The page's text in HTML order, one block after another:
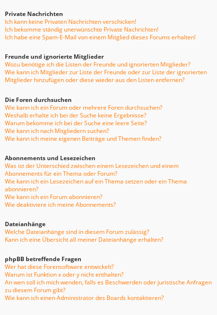
Private Nachrichten
Ich kann keine Privaten Nachrichten verschicken!
Ich bekomme ständig unerwünschte Private Nachrichten!
Ich habe eine Spam-E-Mail von einem Mitglied dieses Forums erhalten!
Freunde und ignorierte Mitglieder
Wozu benötige ich die Listen der Freunde und ignorierten Mitglieder?
Wie kann ich Mitglieder zur Liste der Freunde oder zur Liste der ignorierten
Mitglieder hinzufügen oder diese wieder aus den Listen entfernen?
Die Foren durchsuchen
Wie kann ich ein Forum oder mehrere Foren durchsuchen?
Weshalb erhalte ich bei der Suche keine Ergebnisse?
Warum bekomme ich bei der Suche eine leere Seite?
Wie kann ich nach Mitgliedern suchen?
Wie kann ich meine eigenen Beiträge und Themen finden?
Abonnements und Lesezeichen
Was ist der Unterschied zwischen einem Lesezeichen und einem
Abonnements für ein Thema oder Forum?
Wie kann ich ein Lesezeichen auf ein Thema setzen oder ein Thema
abonnieren?
Wie kann ich ein Forum abonnieren?
Wie deaktiviere ich meine Abonnements?
Dateianhänge
Welche Dateianhänge sind in diesem Forum zulässig?
Kann ich eine Übersicht all meiner Dateianhänge erhalten?
phpBB betreffende Fragen
Wer hat diese Forensoftware entwickelt?
Warum ist Funktion x oder y nicht enthalten?
An wen soll ich mich wenden, falls es Beschwerden oder juristische Anfragen
zu diesem Forum gibt?
Wie kann ich einen Administrator des Boards kontaktieren?